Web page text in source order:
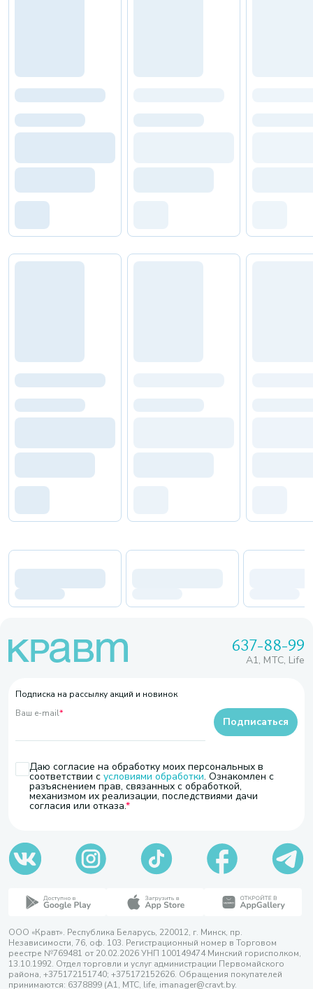
637-88-99
A1, МТС, Life
Подписка на рассылку акций и новинок
Ваш e-mail*
Даю согласие на обработку моих персональных в
соответствии с условиями обработки. Ознакомлен с
разъяснением прав, связанных с обработкой,
механизмом их реализации, последствиями дачи
согласия или отказа.
Подписаться
ООО «Кравт». Республика Беларусь, 220012, г. Минск, пр.
Независимости, 76, оф. 103. Регистрационный номер в Торговом
реестре №769481 от 20.02.2026 УНП 100149474 Минский горисполком,
13.10.1992. Отдел торговли и услуг администрации Первомайского
района, +375172151740; +375172152626. Обращения покупателей
принимаются: 6378899 (А1, МТС, life, imanager@cravt.by.